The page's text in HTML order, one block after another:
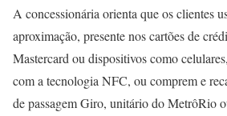
A concessionária orienta que os clientes
aproximação, presente nos cartões de
Mastercard ou dispositivos como
com a tecnologia NFC, ou comprem e
de passagem Giro, unitário do MetrôRio